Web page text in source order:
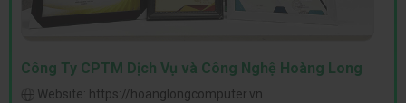
Công Ty CPTM Dịch Vụ và Công Nghệ Hoàng Long
Website: https://hoanglongcomputer.vn